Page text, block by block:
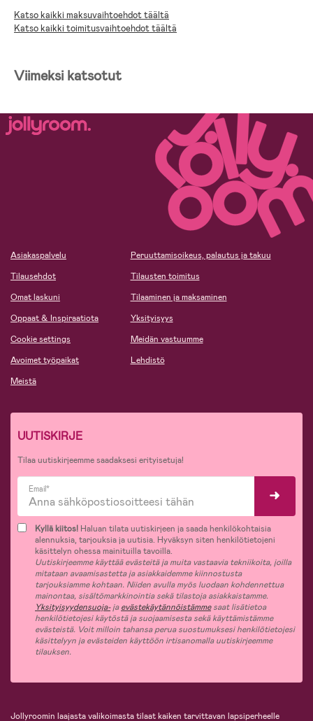
Katso kaikki maksuvaihtoehdot täältä
Katso kaikki toimitusvaihtoehdot täältä
Viimeksi katsotut
Asiakaspalvelu
Tilausehdot
Omat laskuni
Oppaat & Inspiraatiota
Cookie settings
Avoimet työpaikat
Meistä
Peruuttamisoikeus, palautus ja takuu
Tilausten toimitus
Tilaaminen ja maksaminen
Yksityisyys
Meidän vastuumme
Lehdistö
UUTISKIRJE
Tilaa uutiskirjeemme saadaksesi erityisetuja!
Email*
Kyllä kiitos! Haluan tilata uutiskirjeen ja saada henkilökohtaisia
alennuksia, tarjouksia ja uutisia. Hyväksyn siten henkilötietojeni
käsittelyn ohessa mainituilla tavoilla.
Uutiskirjeemme käyttää evästeitä ja muita vastaavia tekniikoita, joilla
mitataan avaamisastetta ja asiakkaidemme kiinnostusta
tarjouksiamme kohtaan. Niiden avulla myös luodaan kohdennettua
mainontaa, sisältömarkkinointia sekä tilastoja asiakkaistamme.
Yksityisyydensuoja-jaevästekäytännöistämmesaat lisätietoa
henkilötietojesi käytöstä ja suojaamisesta sekä käyttämistämme
evästeistä. Voit milloin tahansa perua suostumuksesi henkilötietojesi
käsittelyyn ja evästeiden käyttöön irtisanomalla uutiskirjeemme
tilauksen.
Jollyroomin laajasta valikoimasta tilaat kaiken tarvittavan lapsiperheelle